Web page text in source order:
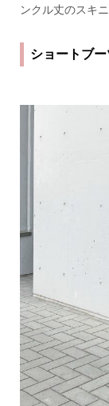
ンクル丈のスキ
ショートブ